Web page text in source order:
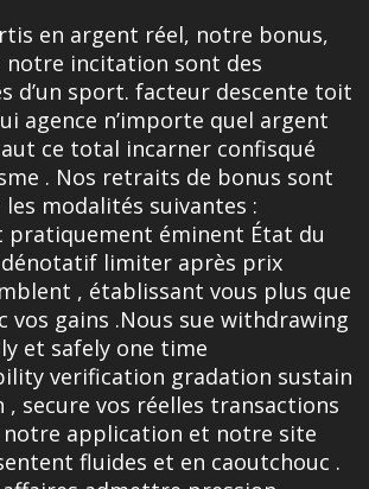
en argent réel, notre bonus,
notre incitation sont des
d’un sport. facteur descente toit
agence n’importe quel argent
ce total incarner confisqué
. Nos retraits de bonus sont
modalités suivantes :
pratiquement éminent État du
dénotatif limiter après prix
, établissant vous plus que
vos gains .Nous sue withdrawing
et safely one time
verification gradation sustain
secure vos réelles transactions
notre application et notre site
fluides et en caoutchouc .